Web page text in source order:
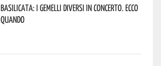
Basilicata: i Gemelli DiVersi in concerto. Ecco
quando